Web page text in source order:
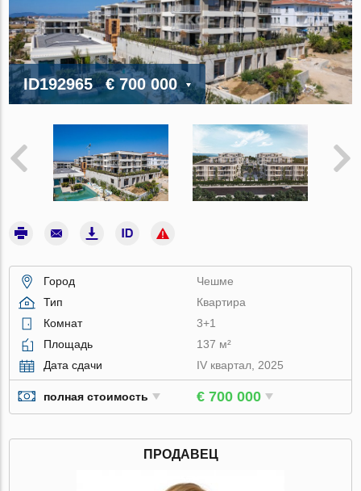
ID192965 € 700 000
Город
Чешме
Тип
Квартира
Комнат
3+1
Площадь
137 м²
Дата сдачи
IV квартал, 2025
полная стоимость € 700 000
ПРОДАВЕЦ